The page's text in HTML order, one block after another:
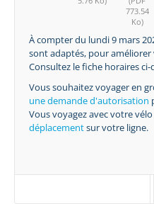
773.54
Ko)
À compter du lundi 9 mars
sont adaptés, pour
Consultez le fiche horaires ci-
Vous souhaitez voyager en
une demande d'autorisation
Vous voyagez avec votre
déplacementsur votre ligne.